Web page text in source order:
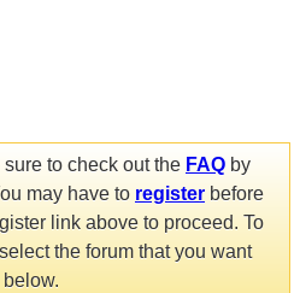
sure to check out the FAQ by
may have to register before
link above to proceed. To
the forum that you want